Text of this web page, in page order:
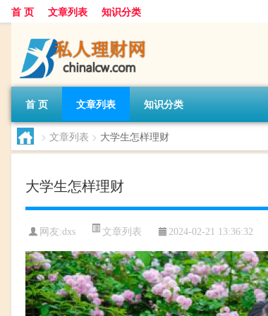
首 页 文章列表 知识分类
首 页 文章列表 知识分类
> 文章列表 > 大学生怎样理财
大学生怎样理财
网友:dxs 文章列表 2024-02-21 13:36:32